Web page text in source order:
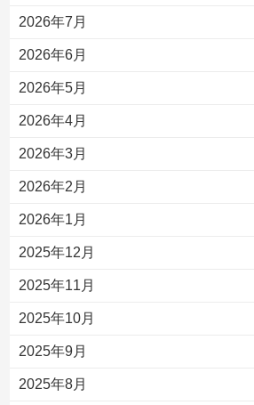
2026年7月
2026年6月
2026年5月
2026年4月
2026年3月
2026年2月
2026年1月
2025年12月
2025年11月
2025年10月
2025年9月
2025年8月